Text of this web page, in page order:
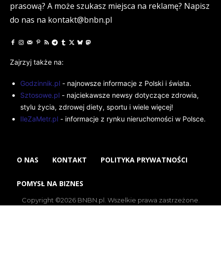
prasową? A może szukasz miejsca na reklamę? Napisz
do nas na kontakt@bnbn.pl
Zajrzyj także na:
Godzinnik.pl - najnowsze informacje z Polski i świata.
Sztosowe.pl - najciekawsze newsy dotyczące zdrowia,
stylu życia, zdrowej diety, sportu i wiele więcej!
IleZaMetr.pl - informacje z rynku nieruchomości w Polsce.
O NAS KONTAKT POLITYKA PRYWATNOŚCI
POMYSŁ NA BIZNES
Copyright ©2026 BNBN.pl. Wszelkie prawa zastrzeżone.